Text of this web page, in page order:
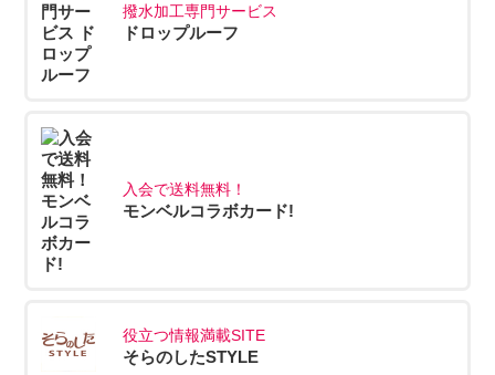
撥水加工専門サービス
ドロップルーフ
入会で送料無料！
モンベルコラボカード!
役立つ情報満載SITE
そらのしたSTYLE